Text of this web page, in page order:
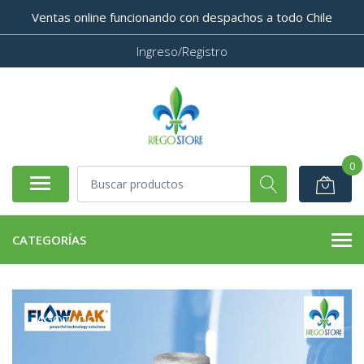
Ventas online funcionando con despachos a todo Chile
Ingreso/Registro
0
CATEGORÍAS
AGOTADO